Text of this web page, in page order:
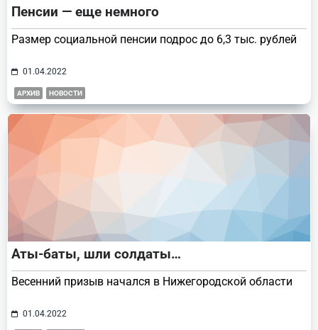
Пенсии — еще немного
Размер социальной пенсии подрос до 6,3 тыс. рублей
01.04.2022
АРХИВ НОВОСТИ
Аты-баты, шли солдаты…
Весенний призыв начался в Нижегородской области
01.04.2022